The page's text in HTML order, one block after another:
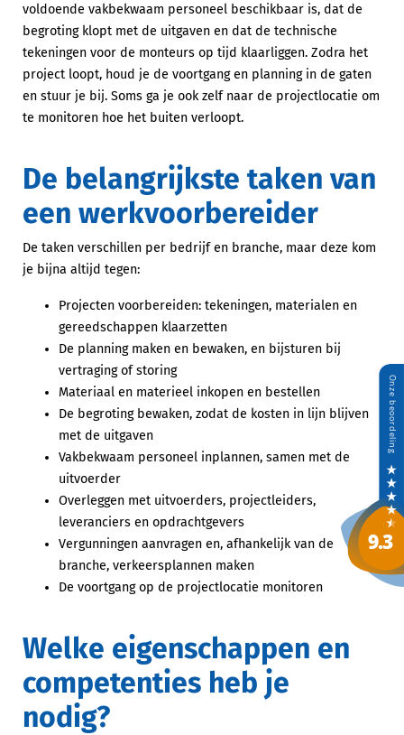
voldoende vakbekwaam personeel beschikbaar is, dat de
begroting klopt met de uitgaven en dat de technische
tekeningen voor de monteurs op tijd klaarliggen. Zodra het
project loopt, houd je de voortgang en planning in de gaten
en stuur je bij. Soms ga je ook zelf naar de projectlocatie om
te monitoren hoe het buiten verloopt.
De belangrijkste taken van
een werkvoorbereider
De taken verschillen per bedrijf en branche, maar deze kom
je bijna altijd tegen:
Projecten voorbereiden: tekeningen, materialen en
gereedschappen klaarzetten
De planning maken en bewaken, en bijsturen bij
vertraging of storing
Materiaal en materieel inkopen en bestellen
De begroting bewaken, zodat de kosten in lijn blijven
met de uitgaven
Vakbekwaam personeel inplannen, samen met de
uitvoerder
Overleggen met uitvoerders, projectleiders,
leveranciers en opdrachtgevers
Vergunningen aanvragen en, afhankelijk van de
branche, verkeersplannen maken
De voortgang op de projectlocatie monitoren
Welke eigenschappen en
competenties heb je
nodig?